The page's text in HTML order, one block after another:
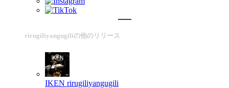
rirugiliyangugiliの他のリリース
IKEN rirugiliyangugili